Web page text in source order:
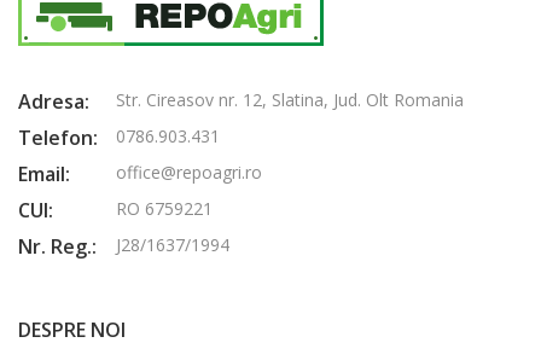
Adresa: Str. Cireasov nr. 12, Slatina, Jud. Olt Romania
Telefon: 0786.903.431
Email: office@repoagri.ro
CUI: RO 6759221
Nr. Reg.: J28/1637/1994
DESPRE NOI